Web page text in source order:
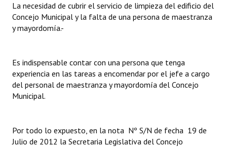
Proyectos Presentados
Dictámenes Asesoría Letrada
Informes de Unidad Coordinadora
Ejecución Presupuestaria
NORMATIVA
La necesidad de cubrir el servicio de limpieza del edificio del
Concejo Municipal y la falta de una persona de maestranza
y mayordomía.-
Es indispensable contar con una persona que tenga
experiencia en las tareas a encomendar por el jefe a cargo
del personal de maestranza y mayordomía del Concejo
Municipal.
Por todo lo expuesto, en la nota Nº S/N de fecha 19 de
Julio de 2012 la Secretaria Legislativa del Concejo